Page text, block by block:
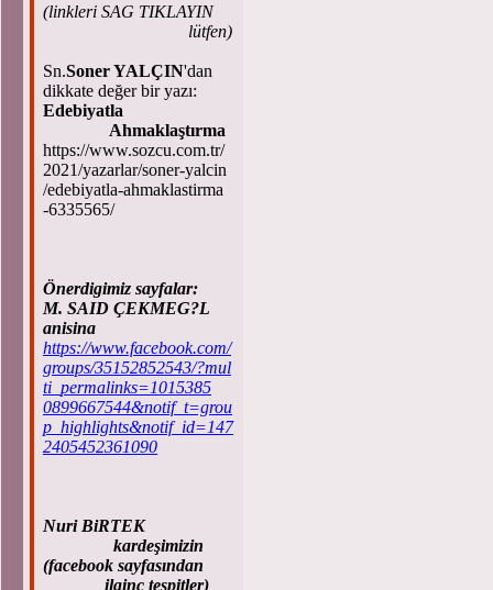
(linkleri SAG TIKLAYIN
lütfen)
Sn.Soner YALÇIN'dan
dikkate değer bir yazı:
Edebiyatla
Ahmaklaştırma
https://www.sozcu.com.tr/
2021/yazarlar/soner-yalcin
/edebiyatla-ahmaklastirma
-6335565/
Önerdigimiz sayfalar:
M. SAID ÇEKMEG?L
anisina
https://www.facebook.com/
groups/35152852543/?mul
ti_permalinks=1015385
0899667544&notif_t=grou
p_highlights&notif_id=147
2405452361090
Nuri BiRTEK
kardeşimizin
(facebook sayfasından
ilginç tespitler)